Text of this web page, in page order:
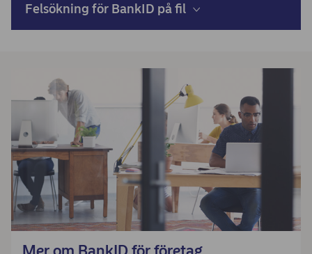
Felsökning för BankID på fil